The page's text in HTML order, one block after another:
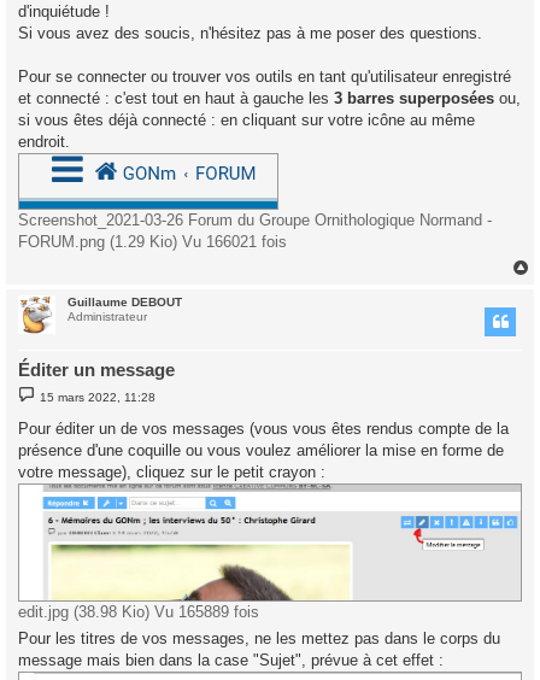
d'inquiétude !
Si vous avez des soucis, n'hésitez pas à me poser des questions.
Pour se connecter ou trouver vos outils en tant qu'utilisateur enregistré
et connecté : c'est tout en haut à gauche les 3 barres superposées ou,
si vous êtes déjà connecté : en cliquant sur votre icône au même
endroit.
Screenshot_2021-03-26 Forum du Groupe Ornithologique Normand -
FORUM.png (1.29 Kio) Vu 166021 fois
Guillaume DEBOUT
Administrateur
Éditer un message
M
e
s
a
g
e
15 mars 2022, 11:28
Pour éditer un de vos messages (vous vous êtes rendus compte de la
présence d'une coquille ou vous voulez améliorer la mise en forme de
votre message), cliquez sur le petit crayon :
edit.jpg (38.98 Kio) Vu 165889 fois
Pour les titres de vos messages, ne les mettez pas dans le corps du
message mais bien dans la case "Sujet", prévue à cet effet :